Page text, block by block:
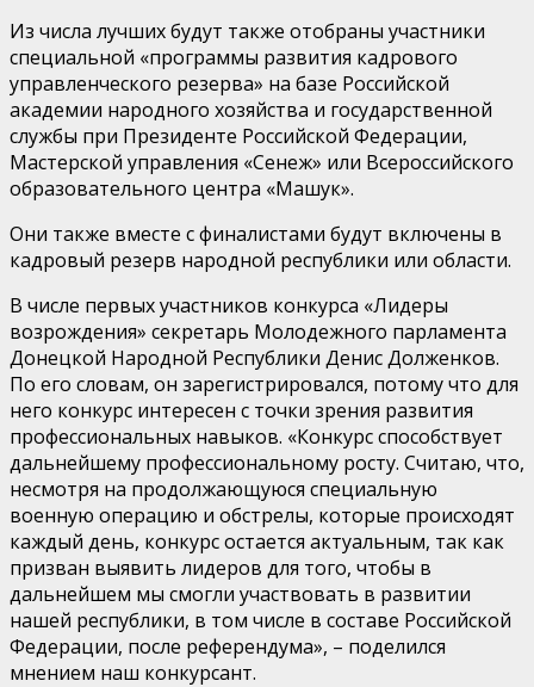
Из числа лучших будут также отобраны участники
специальной «программы развития кадрового
управленческого резерва» на базе Российской
академии народного хозяйства и государственной
службы при Президенте Российской Федерации,
Мастерской управления «Сенеж» или Всероссийского
образовательного центра «Машук».
Они также вместе с финалистами будут включены в
кадровый резерв народной республики или области.
В числе первых участников конкурса «Лидеры
возрождения» секретарь Молодежного парламента
Донецкой Народной Республики Денис Долженков.
По его словам, он зарегистрировался, потому что для
него конкурс интересен с точки зрения развития
профессиональных навыков. «Конкурс способствует
дальнейшему профессиональному росту. Считаю, что,
несмотря на продолжающуюся специальную
военную операцию и обстрелы, которые происходят
каждый день, конкурс остается актуальным, так как
призван выявить лидеров для того, чтобы в
дальнейшем мы смогли участвовать в развитии
нашей республики, в том числе в составе Российской
Федерации, после референдума», – поделился
мнением наш конкурсант.